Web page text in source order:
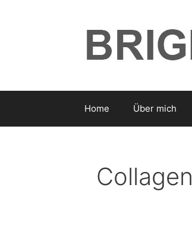
Home Über mich
Collagen